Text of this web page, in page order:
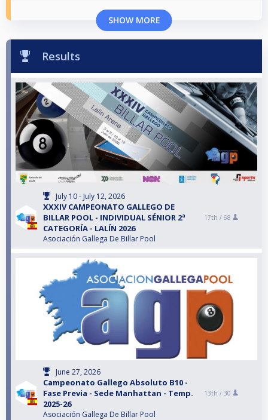
SHOW MORE
Results
July 10 - July 12, 2026
XXXIV CAMPEONATO GALLEGO DE
BILLAR POOL - INDIVIDUAL SÉNIOR 2ª
CATEGORÍA - LALÍN 2026
Asociación Gallega De Billar Pool
17th / 68
June 27, 2026
Campeonato Gallego Absoluto B10 -
Fase Previa - Sede Manhattan - Temp.
2025-26
Asociación Gallega De Billar Pool
13th / 30